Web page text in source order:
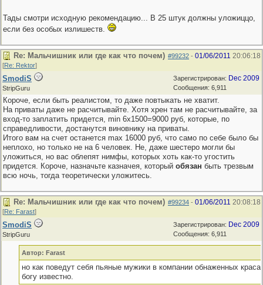
Тады смотри исходную рекомендацию... В 25 штук должны уложиццо,
если без особых излишеств.
#99232 - 01/06/2011 20:06:18
Re: Мальчишник или где как что почем)
[Re: Rektor]
Зарегистрирован: Dec 2009
Сообщения: 6,911
SmodiS
StripGuru
Короче, если быть реалистом, то даже повтыкать не хватит.
На приваты даже не расчитывайте. Хотя хрен там не расчитывайте, за
вход-то заплатить придется, min 6x1500=9000 руб, которые, по
справедливости, достанутся виновнику на приваты.
Итого вам на счет останется max 16000 руб, что само по себе было бы
неплохо, но только не на 6 человек. Не, даже шестеро могли бы
уложиться, но вас облепят нимфы, которых хоть как-то угостить
придется. Короче, назначьте казначея, который обязан быть трезвым
всю ночь, тогда теоретически уложитесь.
#99234 - 01/06/2011 20:08:18
Re: Мальчишник или где как что почем)
[Re: Farast]
Зарегистрирован: Dec 2009
Сообщения: 6,911
SmodiS
StripGuru
Автор: Farast
но как поведут себя пьяные мужики в компании обнаженных
богу известно.